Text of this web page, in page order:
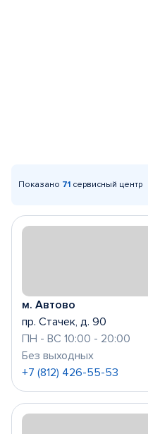
Показано 71 сервисный центр
м. Автово
пр. Стачек, д. 90
ПН - ВС 10:00 - 20:00
Без выходных
+7 (812) 426-55-53